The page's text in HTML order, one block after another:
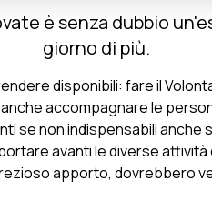
è senza dubbio
giorno di più.
disponibili: fare il
accompagnare le
se non indispensabili anche
avanti le diverse
apporto, dovrebbero